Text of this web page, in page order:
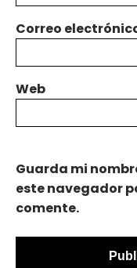
Correo
Web
Guarda mi
este navegador
comente.